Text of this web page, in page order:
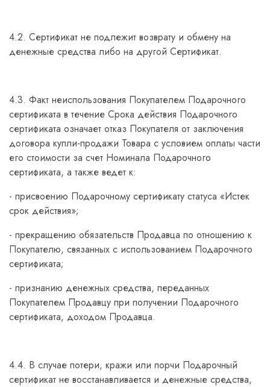
4.2. Сертификат не подлежит возврату и обмену на
денежные средства либо на другой Сертификат.
4.3. Факт неиспользования Покупателем Подарочного
сертификата в течение Срока действия Подарочного
сертификата означает отказ Покупателя от заключения
договора купли-продажи Товара с условием оплаты части
его стоимости за счет Номинала Подарочного
сертификата, а также ведет к:
- присвоению Подарочному сертификату статуса «Истек
срок действия»;
- прекращению обязательств Продавца по отношению к
Покупателю, связанных с использованием Подарочного
сертификата;
- признанию денежных средства, переданных
Покупателем Продавцу при получении Подарочного
сертификата, доходом Продавца.
4.4. В случае потери, кражи или порчи Подарочный
сертификат не восстанавливается и денежные средства,